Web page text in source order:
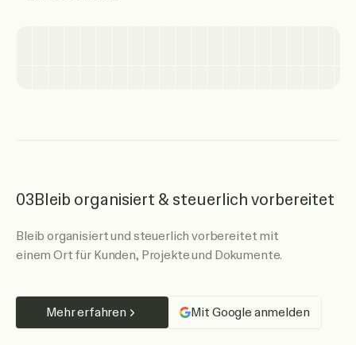
03Bleib organisiert & steuerlich vorbereitet
Bleib organisiert und steuerlich vorbereitet mit
einem Ort für Kunden, Projekte und Dokumente.
Mehr erfahren Mit Google anmelden